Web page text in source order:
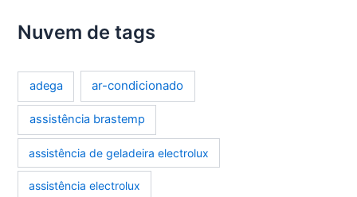
Nuvem de tags
adega ar-condicionado
assistência brastemp
assistência de geladeira electrolux
assistência electrolux